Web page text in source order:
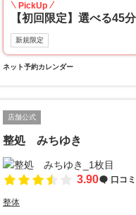
PickUp
【初回限定】選べる45
新規限定
ネット予約カレンダー
店舗公式
整処 みちゆき
3.90 口コミ
整体